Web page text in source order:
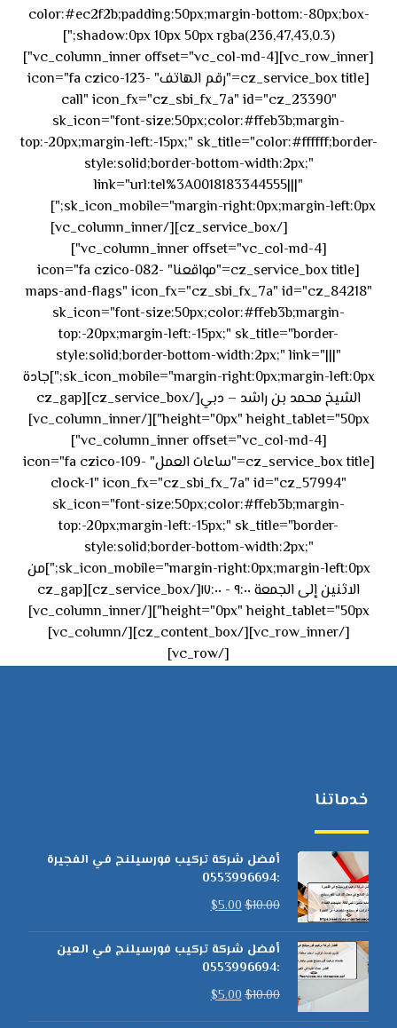
color:#ec2f2b;padding:50px;margin-bottom:-80px;box-
shadow:0px 10px 50px rgba(236,47,43,0.3);"]
[vc_row_inner][vc_column_inner offset="vc_col-md-4"]
[cz_service_box title="رقم الهاتف" icon="fa czico-123-
call" icon_fx="cz_sbi_fx_7a" id="cz_23390"
sk_icon="font-size:50px;color:#ffeb3b;margin-
top:-20px;margin-left:-15px;" sk_title="color:#ffffff;border-
style:solid;border-bottom-width:2px;"
link="url:tel%3A0018183344555|||"
sk_icon_mobile="margin-right:0px;margin-left:0px;"]
[/cz_service_box][/vc_column_inner]
[vc_column_inner offset="vc_col-md-4"]
[cz_service_box title="مواقعنا" icon="fa czico-082-
maps-and-flags" icon_fx="cz_sbi_fx_7a" id="cz_84218"
sk_icon="font-size:50px;color:#ffeb3b;margin-
top:-20px;margin-left:-15px;" sk_title="border-
style:solid;border-bottom-width:2px;" link="|||"
sk_icon_mobile="margin-right:0px;margin-left:0px;"]جادة
الشيخ محمد بن راشد – دبي[/cz_service_box][cz_gap
height="0px" height_tablet="50px"][/vc_column_inner]
[vc_column_inner offset="vc_col-md-4"]
[cz_service_box title="ساعات العمل" icon="fa czico-109-
clock-1" icon_fx="cz_sbi_fx_7a" id="cz_57994"
sk_icon="font-size:50px;color:#ffeb3b;margin-
top:-20px;margin-left:-15px;" sk_title="border-
style:solid;border-bottom-width:2px;"
sk_icon_mobile="margin-right:0px;margin-left:0px;"]من
الاثنين إلى الجمعة ٩:٠٠ - ١٧:٠٠[/cz_service_box][cz_gap
height="0px" height_tablet="50px"][/vc_column_inner]
[/vc_row_inner][/cz_content_box][/vc_column]
[/vc_row]
خدماتنا
أفضل شركة تركيب فورسيلنج في الفجيرة
:0553996694
$10.00
$5.00
أفضل شركة تركيب فورسيلنج في العين
:0553996694
$10.00
$5.00